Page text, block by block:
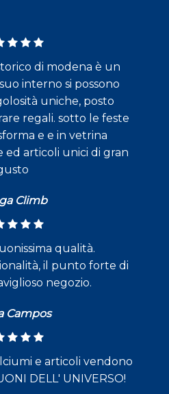
di modena è un
interno si possono
uniche, posto
regali. sotto le feste
e e in vetrina
ed articoli unici di gran
Climb
qualità.
il punto forte di
negozio.
Campos
e articoli vendono
DELL' UNIVERSO!